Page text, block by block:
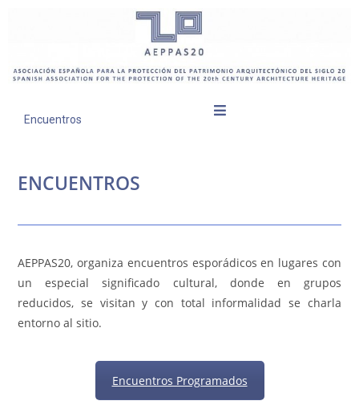
Encuentros
ENCUENTROS
AEPPAS20, organiza encuentros esporádicos en lugares con
un especial significado cultural, donde en grupos
reducidos, se visitan y con total informalidad se charla
entorno al sitio.
Encuentros Programados